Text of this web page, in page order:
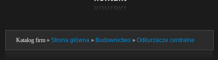
Katalog firm »Strona główna » Budownictwo »Odkurzacze centralne